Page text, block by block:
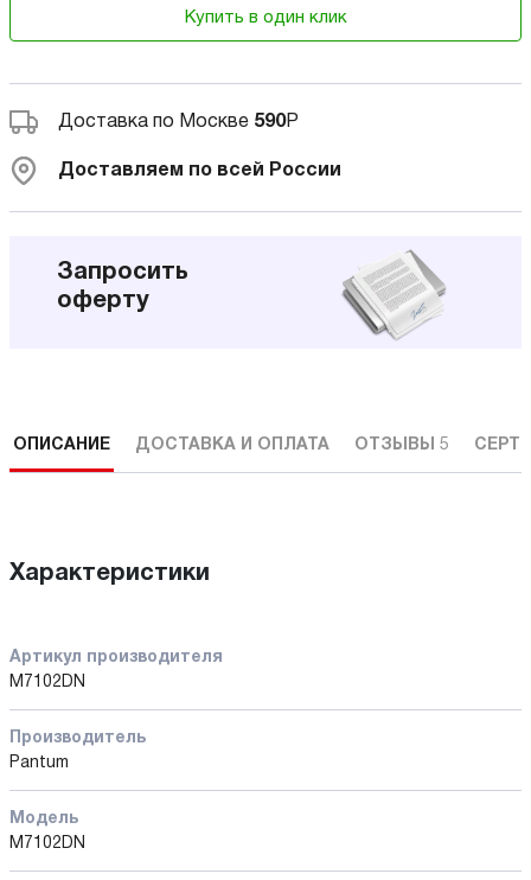
Купить в один клик
Доставка по Москве 590Р
Доставляем по всей России
Запросить
оферту
ОПИСАНИЕ ДОСТАВКА И ОПЛАТА ОТЗЫВЫ 5
Характеристики
Артикул производителя
M7102DN
Производитель
Pantum
Модель
M7102DN